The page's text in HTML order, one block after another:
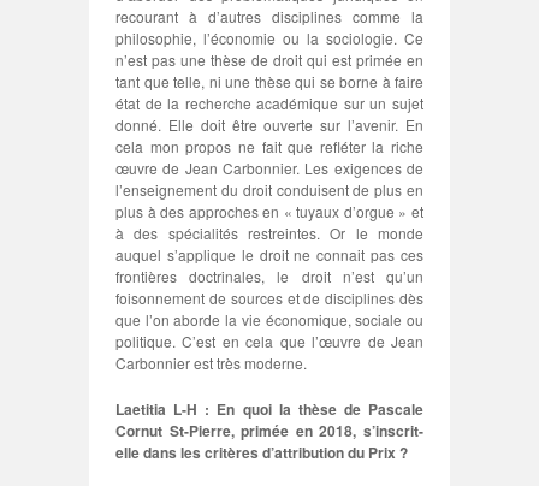
recourant à d’autres disciplines comme la
philosophie, l’économie ou la sociologie. Ce
n’est pas une thèse de droit qui est primée en
tant que telle, ni une thèse qui se borne à faire
état de la recherche académique sur un sujet
donné. Elle doit être ouverte sur l’avenir. En
cela mon propos ne fait que refléter la riche
œuvre de Jean Carbonnier. Les exigences de
l’enseignement du droit conduisent de plus en
plus à des approches en « tuyaux d’orgue » et
à des spécialités restreintes. Or le monde
auquel s’applique le droit ne connait pas ces
frontières doctrinales, le droit n’est qu’un
foisonnement de sources et de disciplines dès
que l’on aborde la vie économique, sociale ou
politique. C’est en cela que l’œuvre de Jean
Carbonnier est très moderne.
Laetitia L-H : En quoi la thèse de Pascale
Cornut St-Pierre, primée en 2018, s’inscrit-
elle dans les critères d’attribution du Prix ?